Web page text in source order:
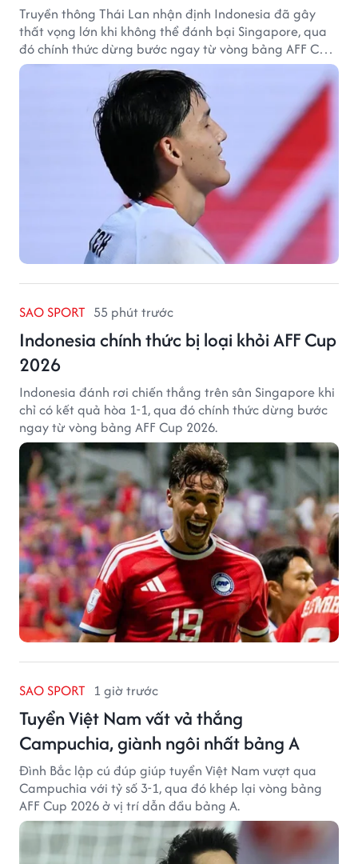
Truyền thông Thái Lan nhận định Indonesia đã gây
thất vọng lớn khi không thể đánh bại Singapore, qua
đó chính thức dừng bước ngay từ vòng bảng AFF Cup
2026.
SAO SPORT 55 phút trước
Indonesia chính thức bị loại khỏi AFF Cup
2026
Indonesia đánh rơi chiến thắng trên sân Singapore khi
chỉ có kết quả hòa 1-1, qua đó chính thức dừng bước
ngay từ vòng bảng AFF Cup 2026.
SAO SPORT 1 giờ trước
Tuyển Việt Nam vất vả thắng
Campuchia, giành ngôi nhất bảng A
Đình Bắc lập cú đúp giúp tuyển Việt Nam vượt qua
Campuchia với tỷ số 3-1, qua đó khép lại vòng bảng
AFF Cup 2026 ở vị trí dẫn đầu bảng A.